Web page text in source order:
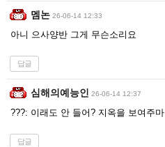
멤논 26-06-14 12:33
아니 으사양반 그게 무슨소리요
답글
심해의예능인 26-06-14 12:37
???: 이래도 안 들어? 지옥을 보여주마
답글